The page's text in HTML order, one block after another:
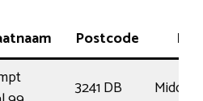
Postcode
3241 DB